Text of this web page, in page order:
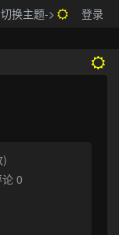
切换主题-> 登录
)
0